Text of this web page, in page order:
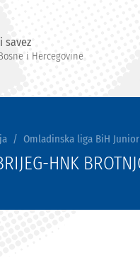
savez
i Hercegovine
Omladinska liga BiH
HNK